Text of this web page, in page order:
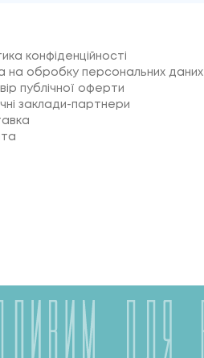
конфіденційності
на обробку персональних даних
публічної оферти
заклади-партнери